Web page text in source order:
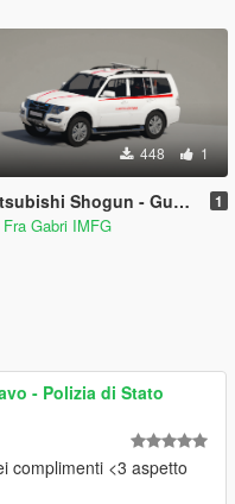
448 1
Shogun - Guardia Costiera 1
Fra Gabri IMFG
- Polizia di Stato
complimenti <3 aspetto